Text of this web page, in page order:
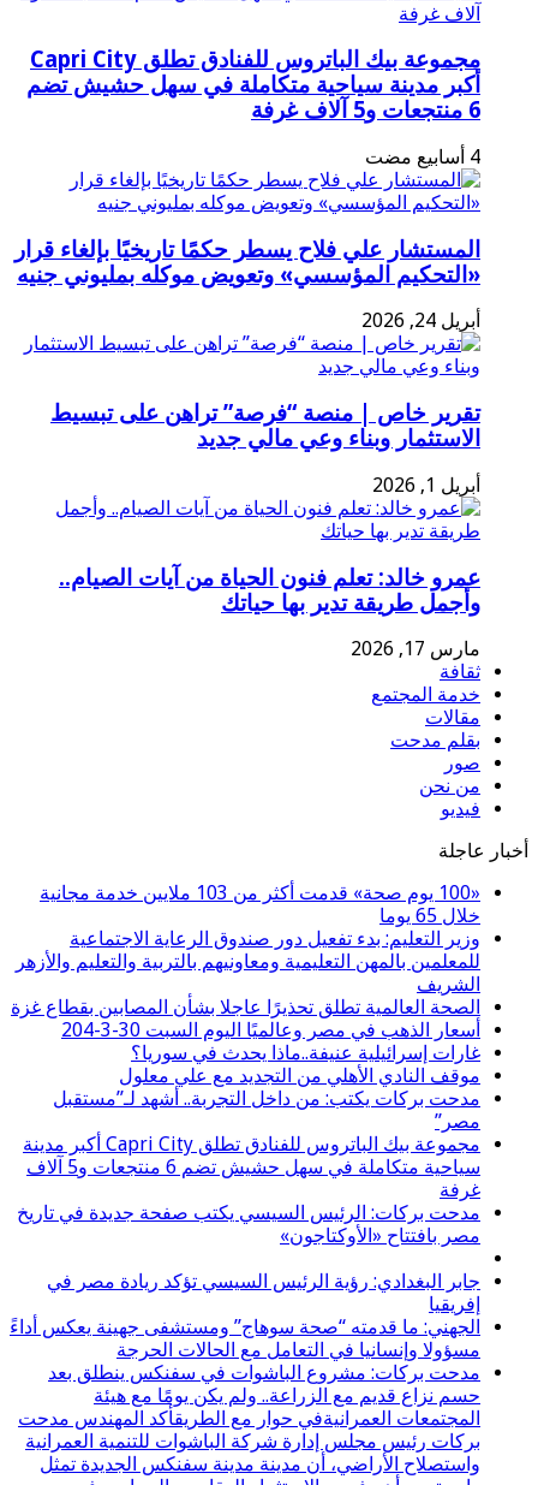
مجموعة بيك الباتروس للفنادق تطلق Capri City
أكبر مدينة سياحية متكاملة في سهل حشيش تضم
6 منتجعات و5 آلاف غرفة
المستشار علي فلاح يسطر حكمًا تاريخيًا بإلغاء قرار
«التحكيم المؤسسي» وتعويض موكله بمليوني جنيه
أبريل 24, 2026
تقرير خاص | منصة “فرصة” تراهن على تبسيط
الاستثمار وبناء وعي مالي جديد
أبريل 1, 2026
عمرو خالد: تعلم فنون الحياة من آيات الصيام..
وأجمل طريقة تدير بها حياتك
مارس 17, 2026
ثقافة
خدمة المجتمع
مقالات
بقلم مدحت
صور
من نحن
فيديو
أخبار عاجلة
«100 يوم صحة» قدمت أكثر من 103 ملايين خدمة مجانية
خلال 65 يوما
وزير التعليم: بدء تفعيل دور صندوق الرعاية الاجتماعية
للمعلمين بالمهن التعليمية ومعاونيهم بالتربية والتعليم والأزهر
الشريف
الصحة العالمية تطلق تحذيرًا عاجلا بشأن المصابين بقطاع غزة
أسعار الذهب في مصر وعالميًا اليوم السبت 30-3-204
غارات إسرائيلية عنيفة..ماذا يحدث في سوريا؟
موقف النادي الأهلي من التجديد مع علي معلول
مدحت بركات يكتب: من داخل التجربة.. أشهد لـ”مستقبل
مصر”
مجموعة بيك الباتروس للفنادق تطلق Capri City أكبر مدينة
سياحية متكاملة في سهل حشيش تضم 6 منتجعات و5 آلاف
غرفة
مدحت بركات: الرئيس السيسي يكتب صفحة جديدة في تاريخ
مصر بافتتاح «الأوكتاجون»
جابر البغدادي: رؤية الرئيس السيسي تؤكد ريادة مصر في
إفريقيا
الجهني: ما قدمته “صحة سوهاج” ومستشفى جهينة يعكس أداءً
مسؤولا وإنسانيا في التعامل مع الحالات الحرجة
مدحت بركات: مشروع الباشوات في سفنكس ينطلق بعد
حسم نزاع قديم مع الزراعة.. ولم يكن يومًا مع هيئة
المجتمعات العمرانيةفي حوار مع الطريقأكد المهندس مدحت
بركات رئيس مجلس إدارة شركة الباشوات للتنمية العمرانية
واستصلاح الأراضي، أن مدينة مدينة سفنكس الجديدة تمثل